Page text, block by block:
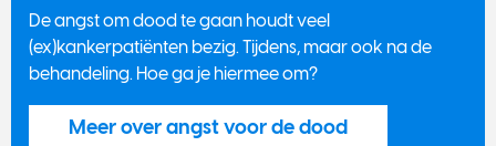
De angst om dood te gaan houdt veel
(ex)kankerpatiënten bezig. Tijdens, maar ook na de
behandeling. Hoe ga je hiermee om?
Meer over angst voor de dood